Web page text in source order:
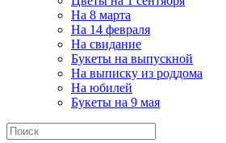
На 8 марта
На 14 февраля
На свидание
Букеты на выпускной
На выписку из роддома
На юбилей
Букеты на 9 мая